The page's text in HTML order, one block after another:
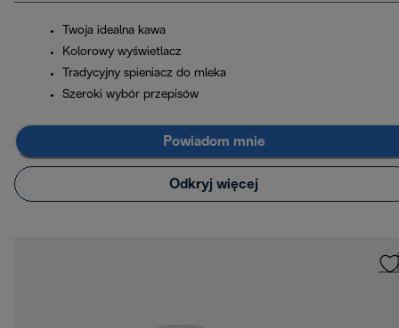
Twoja idealna kawa
Kolorowy wyświetlacz
Tradycyjny spieniacz do mleka
Szeroki wybór przepisów
Powiadom mnie
Odkryj więcej